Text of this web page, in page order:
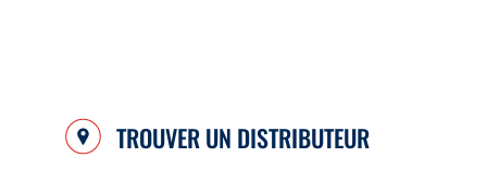
TROUVER UN DISTRIBUTEUR